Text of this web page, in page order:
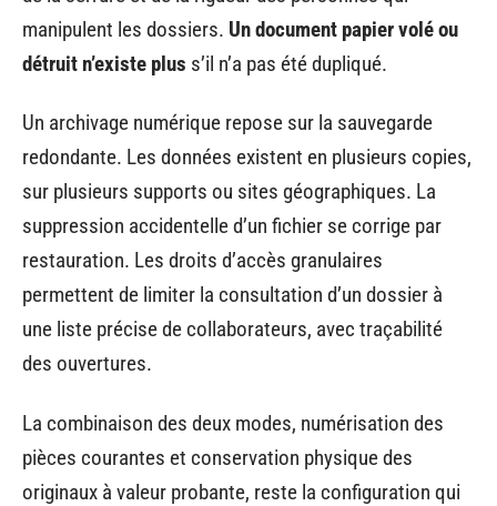
manipulent les dossiers. Un document papier volé ou
détruit n’existe plus s’il n’a pas été dupliqué.
Un archivage numérique repose sur la sauvegarde
redondante. Les données existent en plusieurs copies,
sur plusieurs supports ou sites géographiques. La
suppression accidentelle d’un fichier se corrige par
restauration. Les droits d’accès granulaires
permettent de limiter la consultation d’un dossier à
une liste précise de collaborateurs, avec traçabilité
des ouvertures.
La combinaison des deux modes, numérisation des
pièces courantes et conservation physique des
originaux à valeur probante, reste la configuration qui